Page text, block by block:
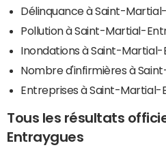
Délinquance à Saint-
Pollution à Saint-Martial-
Inondations à Saint-Martial-
Nombre d'infirmières à
Entreprises à Saint-Martial-
Tous les résultats
Entraygues